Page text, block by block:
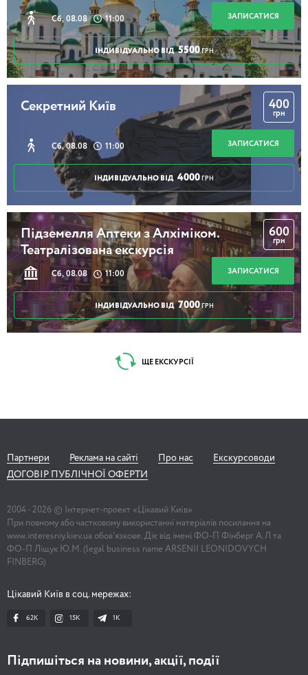
Сб, 08.08 11:00 ЗАПИСАТИСЯ
ІНДИВІДУАЛЬНО ВІД 5500 ГРН
Секретний Київ
Сб, 08.08 11:00
400
грн
ЗАПИСАТИСЯ
ІНДИВІДУАЛЬНО ВІД 4000 ГРН
Підземелля Аптеки з Алхіміком.
Театралізована екскурсія
Сб, 08.08 11:00
600
грн
ЗАПИСАТИСЯ
ІНДИВІДУАЛЬНО ВІД 7000 ГРН
ЩЕ ЕКСКУРСІЇ
Партнери Реклама на сайті Про нас
Екскурсоводи
ДОГОВІР ПУБЛІЧНОЇ ОФЕРТИ
2004 - 2026 © Інтернет-проект «Цікавий Київ»
При повному або частковому використанні матеріалів посилання на
www.interesniy.kiev.ua обов'язкове. Діє від імені ФО-П Фінберг А.Л та
ФО-П Ліщук Ю.М. (legal business name ARSENII LEONIDOVYCH
FINBERG)
Цікавий Київ в соц. мережах:
62K 15K 1К
Підпишіться на новини, акції, події